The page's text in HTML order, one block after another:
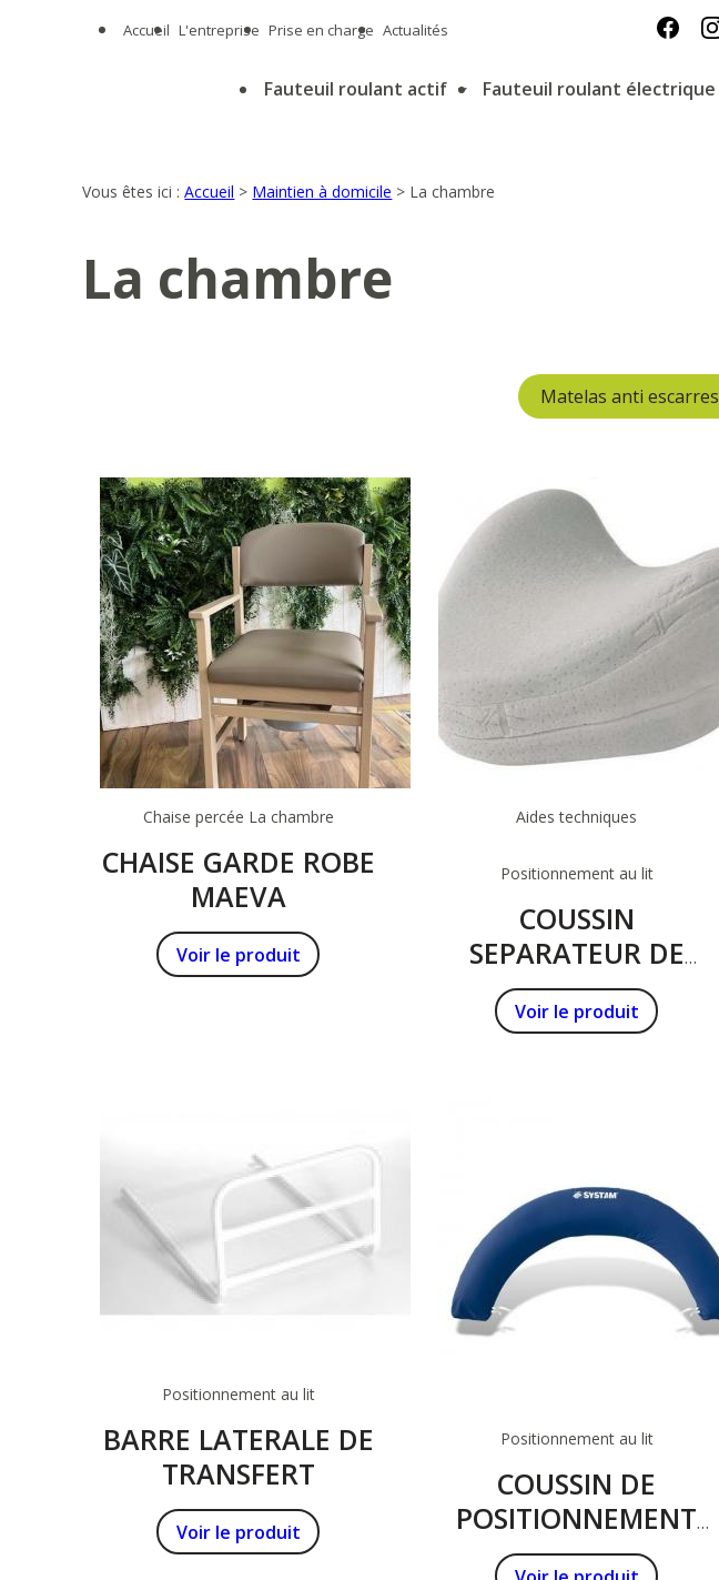
Accueil L'entreprise Prise en charge Actualités
Fauteuil roulant actif Fauteuil roulant électrique
Vous êtes ici :Accueil > Maintien à domicile > La chambre
La chambre
Matelas anti escarres
Chaise percée La chambre
CHAISE GARDE ROBE
MAEVA
Voir le produit
Aides techniques
Positionnement au lit
COUSSIN
SEPARATEUR DE
JAMBES
Voir le produit
Positionnement au lit
BARRE LATERALE DE
TRANSFERT
Voir le produit
Positionnement au lit
COUSSIN DE
POSITIONNEMENT
DEMI-LUNE SYSTAM